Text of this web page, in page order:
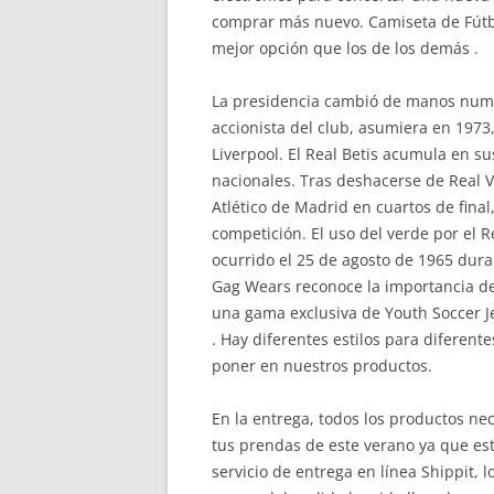
comprar más nuevo. Camiseta de
mejor opción que los de los demás .
La presidencia cambió de manos
accionista del club, asumiera en
Liverpool. El Real Betis acumula en
nacionales. Tras deshacerse de Real
Atlético de Madrid en cuartos de
competición. El uso del verde por el
ocurrido el 25 de agosto de 1965
Gag Wears reconoce la importancia
una gama exclusiva de Youth Soccer
. Hay diferentes estilos para
poner en nuestros productos.
En la entrega, todos los productos
tus prendas de este verano ya que
servicio de entrega en línea Shippit,